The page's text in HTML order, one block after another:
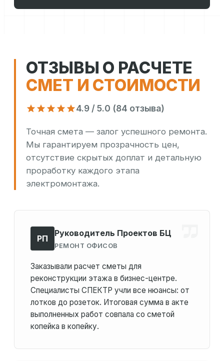
ОТЗЫВЫ О РАСЧЕТЕ
СМЕТ И СТОИМОСТИ
4.9 / 5.0 (84 отзыва)
Точная смета — залог успешного ремонта.
Мы гарантируем прозрачность цен,
отсутствие скрытых доплат и детальную
проработку каждого этапа
электромонтажа.
РП
Руководитель Проектов БЦ
РЕМОНТ ОФИСОВ
Заказывали расчет сметы для
реконструкции этажа в бизнес-центре.
Специалисты СПЕКТР учли все нюансы: от
лотков до розеток. Итоговая сумма в акте
выполненных работ совпала со сметой
копейка в копейку.